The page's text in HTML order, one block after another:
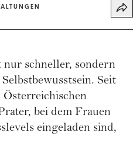
schneller, sondern
Seit
Österreichischen
bei dem Frauen
eingeladen sind,